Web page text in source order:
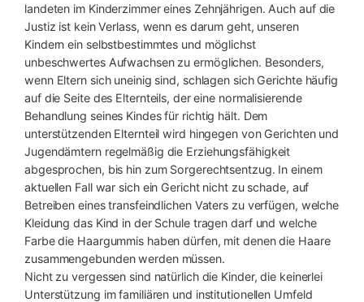
landeten im Kinderzimmer eines Zehnjährigen. Auch auf die
Justiz ist kein Verlass, wenn es darum geht, unseren
Kindern ein selbstbestimmtes und möglichst
unbeschwertes Aufwachsen zu ermöglichen. Besonders,
wenn Eltern sich uneinig sind, schlagen sich Gerichte häufig
auf die Seite des Elternteils, der eine normalisierende
Behandlung seines Kindes für richtig hält. Dem
unterstützenden Elternteil wird hingegen von Gerichten und
Jugendämtern regelmäßig die Erziehungsfähigkeit
abgesprochen, bis hin zum Sorgerechtsentzug. In einem
aktuellen Fall war sich ein Gericht nicht zu schade, auf
Betreiben eines transfeindlichen Vaters zu verfügen, welche
Kleidung das Kind in der Schule tragen darf und welche
Farbe die Haargummis haben dürfen, mit denen die Haare
zusammengebunden werden müssen.
Nicht zu vergessen sind natürlich die Kinder, die keinerlei
Unterstützung im familiären und institutionellen Umfeld